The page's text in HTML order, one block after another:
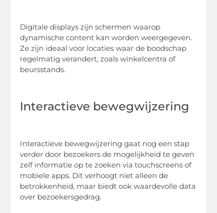
Digitale displays zijn schermen waarop
dynamische content kan worden weergegeven.
Ze zijn ideaal voor locaties waar de boodschap
regelmatig verandert, zoals winkelcentra of
beursstands.
Interactieve bewegwijzering
Interactieve bewegwijzering gaat nog een stap
verder door bezoekers de mogelijkheid te geven
zelf informatie op te zoeken via touchscreens of
mobiele apps. Dit verhoogt niet alleen de
betrokkenheid, maar biedt ook waardevolle data
over bezoekersgedrag.